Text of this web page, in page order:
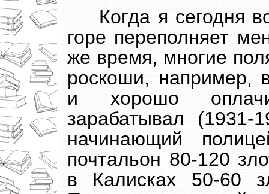
Когда я сегодня
горе переполняет
же время, многие
роскоши, например,
и хорошо
зарабатывал
начинающий
почтальон 80-120
в Калисках 50-60